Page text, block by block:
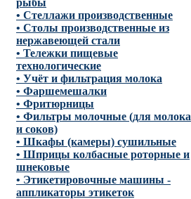
рыбы
• Стеллажи производственные
• Столы производственные из
нержавеющей стали
• Тележки пищевые
технологические
• Учёт и фильтрация молока
• Фаршемешалки
• Фритюрницы
• Фильтры молочные (для молока
и соков)
• Шкафы (камеры) сушильные
• Шприцы колбасные роторные и
шнековые
• Этикетировочные машины -
аппликаторы этикеток